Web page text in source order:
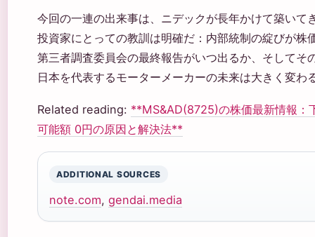
今回の一連の出来事は、ニデックが長年かけて築いて
投資家にとっての教訓は明確だ：内部統制の綻びが株
第三者調査委員会の最終報告がいつ出るか、そしてそ
日本を代表するモーターメーカーの未来は大きく変わ
Related reading: **MS&AD(8725)の株価最新情報：
可能額 0円の原因と解決法**
ADDITIONAL SOURCES
note.com, gendai.media